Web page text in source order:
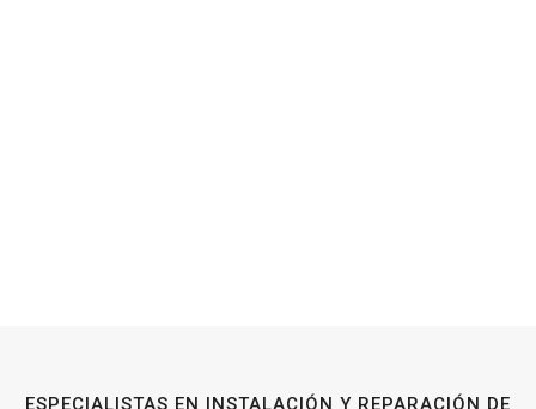
ESPECIALISTAS EN INSTALACIÓN Y REPARACIÓN DE